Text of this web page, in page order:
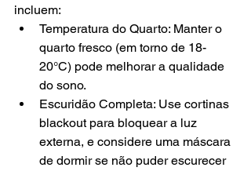
incluem:
Temperatura do Quarto: Manter o
quarto fresco (em torno de 18-
20°C) pode melhorar a qualidade
do sono.
Escuridão Completa: Use cortinas
blackout para bloquear a luz
externa, e considere uma máscara
de dormir se não puder escurecer